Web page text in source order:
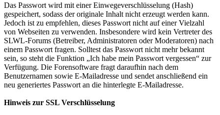
Das Passwort wird mit einer Einwegeverschlüsselung (Hash)
gespeichert, sodass der originale Inhalt nicht erzeugt werden kann.
Jedoch ist zu empfehlen, dieses Passwort nicht auf einer Vielzahl
von Webseiten zu verwenden. Insbesondere wird kein Vertreter des
SLWL-Forums (Betreiber, Administratoren oder Moderatoren) nach
einem Passwort fragen. Solltest das Passwort nicht mehr bekannt
sein, so steht die Funktion „Ich habe mein Passwort vergessen“ zur
Verfügung. Die Forensoftware fragt daraufhin nach dem
Benutzernamen sowie E-Mailadresse und sendet anschließend ein
neu generiertes Passwort an die hinterlegte E-Mailadresse.
Hinweis zur SSL Verschlüsselung